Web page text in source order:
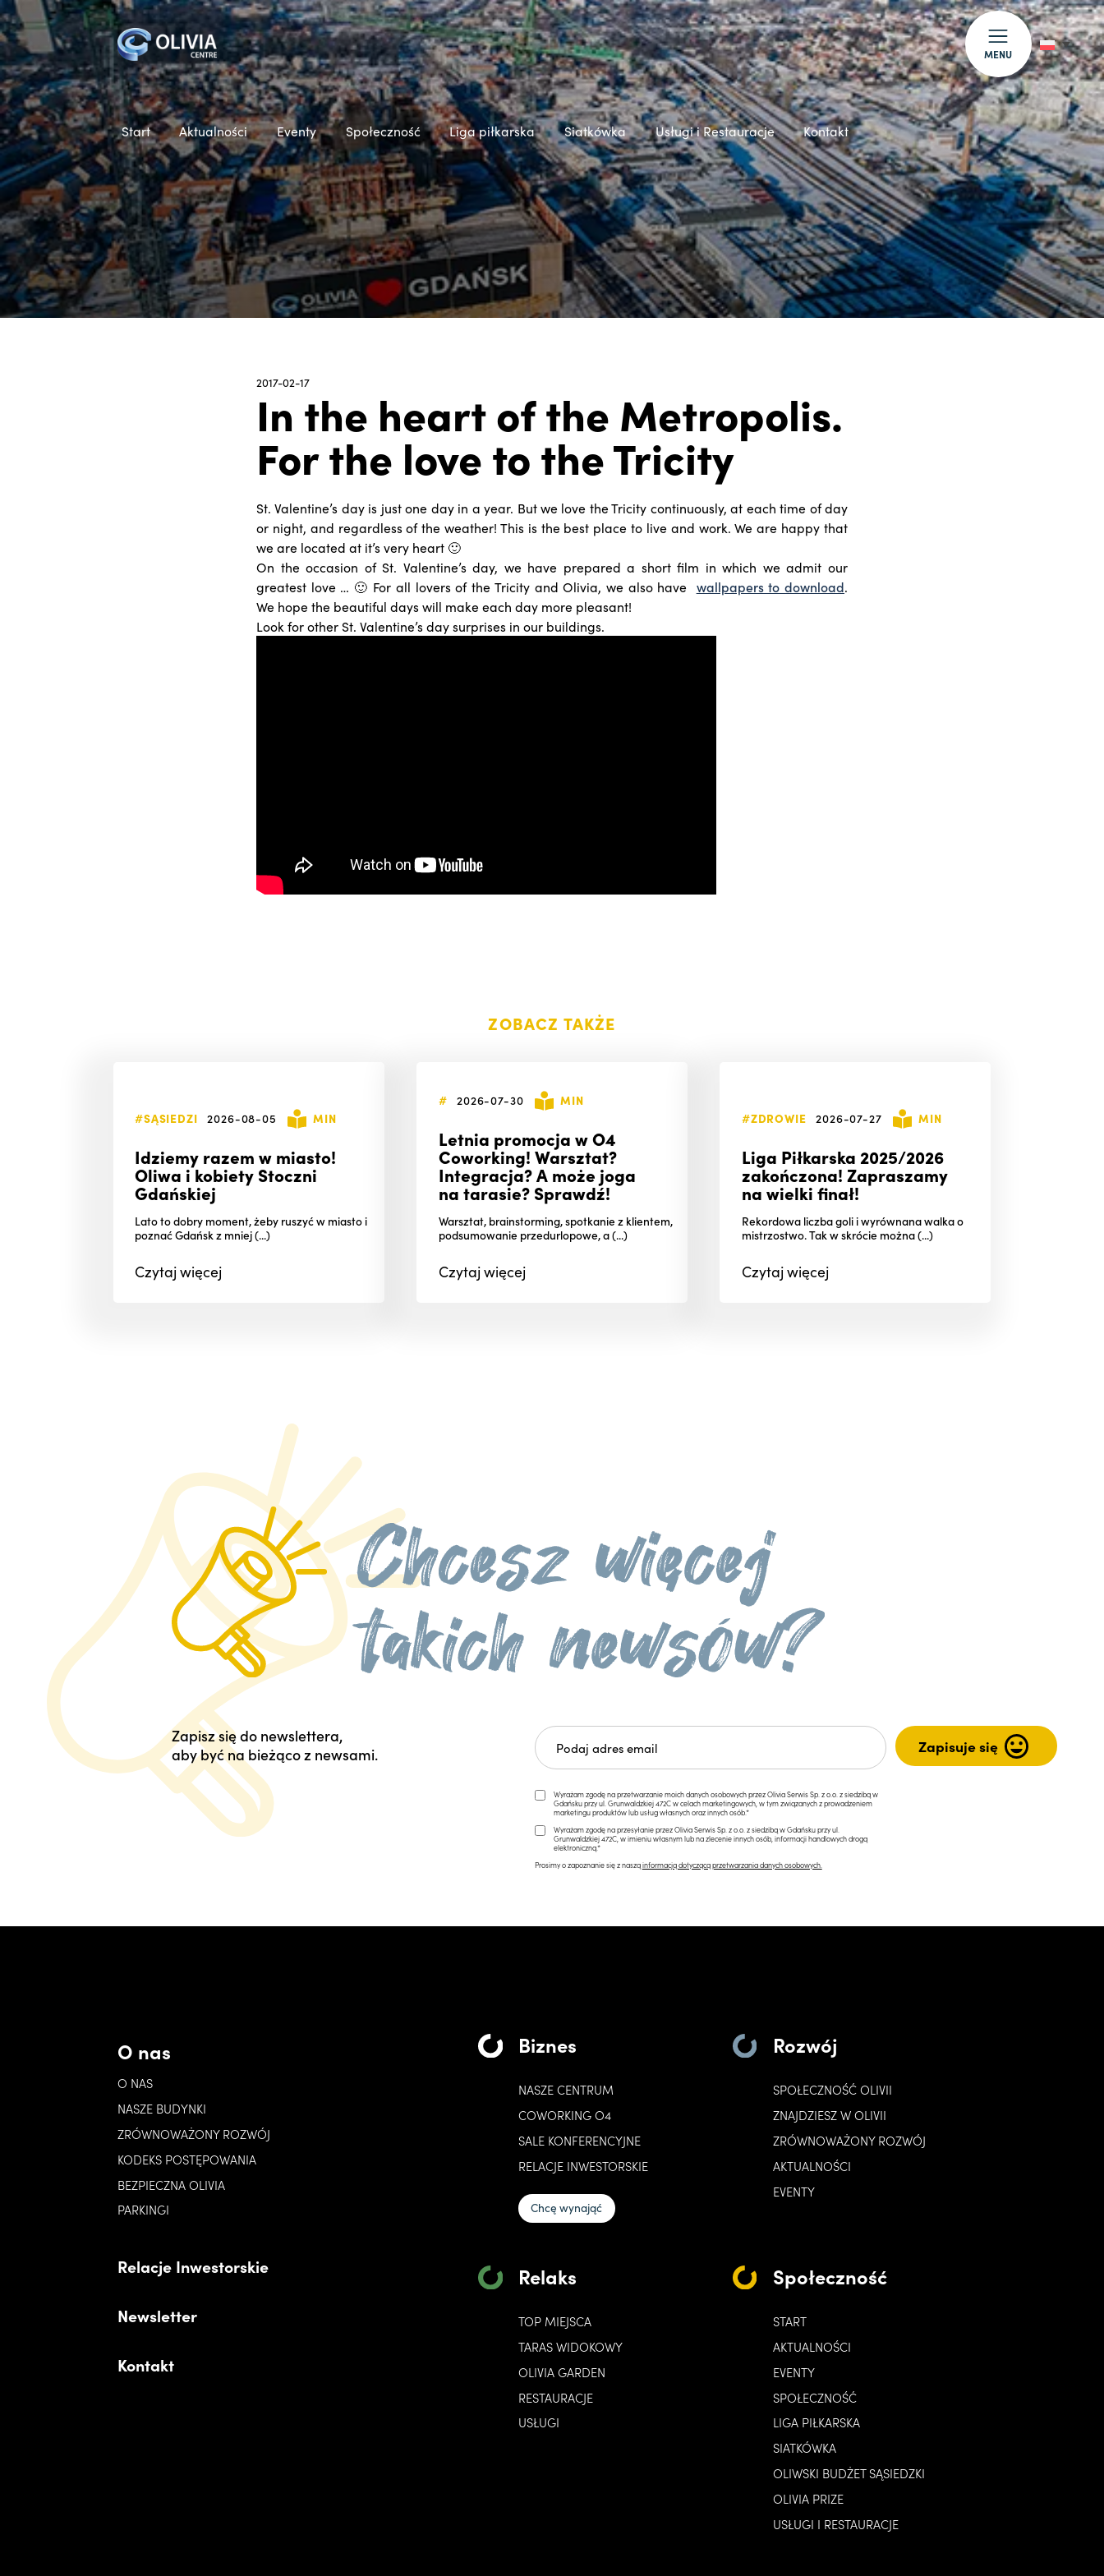
MENU
Start Aktualności Eventy Społeczność Liga piłkarska Siatkówka Usługi i Restauracje Kontakt
2017-02-17
In the heart of the Metropolis.
For the love to the Tricity
St. Valentine’s day is just one day in a year. But we love the Tricity continuously, at each time of day
or night, and regardless of the weather! This is the best place to live and work. We are happy that
we are located at it’s very heart 🙂
On the occasion of St. Valentine’s day, we have prepared a short film in which we admit our
greatest love … 🙂 For all lovers of the Tricity and Olivia, we also have wallpapers to download.
We hope the beautiful days will make each day more pleasant!
Look for other St. Valentine’s day surprises in our buildings.
ZOBACZ TAKŻE
#SĄSIEDZI 2026-08-05 MIN
Idziemy razem w miasto!
Oliwa i kobiety Stoczni
Gdańskiej
Lato to dobry moment, żeby ruszyć w miasto i
poznać Gdańsk z mniej (...)
Czytajwięcej
# 2026-07-30 MIN
Letnia promocja w O4
Coworking! Warsztat?
Integracja? A może joga
na tarasie? Sprawdź!
Warsztat, brainstorming, spotkanie z klientem,
podsumowanie przedurlopowe, a (...)
Czytajwięcej
#ZDROWIE 2026-07-27 MIN
Liga Piłkarska 2025/2026
zakończona! Zapraszamy
na wielki finał!
Rekordowa liczba goli i wyrównana walka o
mistrzostwo. Tak w skrócie można (...)
Czytajwięcej
Zapisz się do newslettera,
aby być na bieżąco z newsami.
Wyrażam zgodę na przetwarzanie moich danych osobowych przez Olivia Serwis Sp. z o.o. z siedzibą w
Gdańsku przy ul. Grunwaldzkiej 472C w celach marketingowych, w tym związanych z prowadzeniem
marketingu produktów lub usług własnych oraz innych osób.*
Wyrażam zgodę na przesyłanie przez Olivia Serwis Sp. z o.o. z siedzibą w Gdańsku przy ul.
Grunwaldzkiej 472C, w imieniu własnym lub na zlecenie innych osób, informacji handlowych drogą
elektroniczną.*
Prosimy o zapoznanie się z nasząinformacją dotyczącą przetwarzania danych osobowych.
O nas
O NAS
NASZE BUDYNKI
ZRÓWNOWAŻONY ROZWÓJ
KODEKS POSTĘPOWANIA
BEZPIECZNA OLIVIA
PARKINGI
Relacje Inwestorskie
Newsletter
Kontakt
Biznes
NASZE CENTRUM
COWORKING O4
SALE KONFERENCYJNE
RELACJE INWESTORSKIE
Chcę wynająć
Rozwój
SPOŁECZNOŚĆ OLIVII
ZNAJDZIESZ W OLIVII
ZRÓWNOWAŻONY ROZWÓJ
AKTUALNOŚCI
EVENTY
Relaks
TOP MIEJSCA
TARAS WIDOKOWY
OLIVIA GARDEN
RESTAURACJE
USŁUGI
Społeczność
START
AKTUALNOŚCI
EVENTY
SPOŁECZNOŚĆ
LIGA PIŁKARSKA
SIATKÓWKA
OLIWSKI BUDŻET SĄSIEDZKI
OLIVIA PRIZE
USŁUGI I RESTAURACJE